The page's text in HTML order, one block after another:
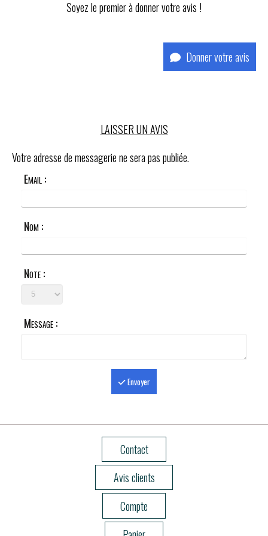
Soyez le premier à donner votre avis !
Donner votre avis
LAISSER UN AVIS
Votre adresse de messagerie ne sera pas publiée.
Email :
Nom :
Note :
Message :
Envoyer
Contact
Avis clients
Compte